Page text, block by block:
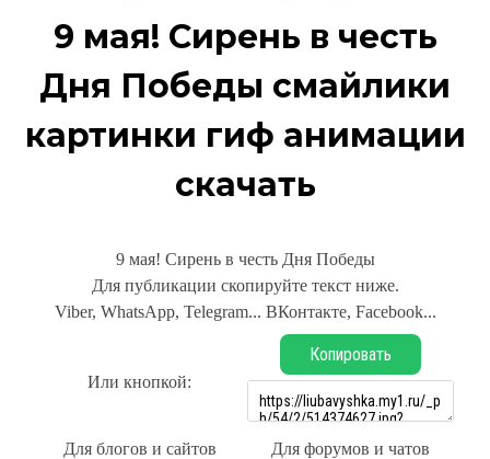
9 мая! Сирень в честь
Дня Победы смайлики
картинки гиф анимации
скачать
9 мая! Сирень в честь Дня Победы
Для публикации скопируйте текст ниже.
Viber, WhatsApp, Telegram... ВКонтакте, Facebook...
Или кнопкой:
Копировать
Для блогов и сайтов Для форумов и чатов